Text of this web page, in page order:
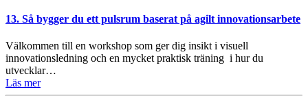
13. Så bygger du ett pulsrum baserat på agilt innovationsarbete
Välkommen till en workshop som ger dig insikt i visuell
innovationsledning och en mycket praktisk träning i hur du
utvecklar…
Läs mer